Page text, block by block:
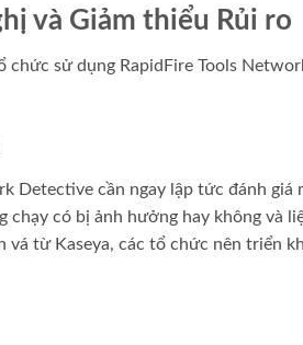
và Giảm thiểu Rủi ro
chức sử dụng RapidFire Tools
Detective cần ngay lập tức đánh
chạy có bị ảnh hưởng hay không
vá từ Kaseya, các tổ chức nên triển